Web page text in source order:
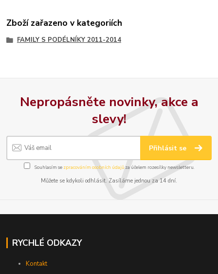
Zboží zařazeno v kategoriích
FAMILY S PODÉLNÍKY 2011-2014
Nepropásněte novinky, akce a
slevy!
Přihlásit se
Souhlasím se zpracováním osobních údajůza účelem rozesílky newsletteru.
Můžete se kdykoli odhlásit. Zasíláme jednou za 14 dní.
RYCHLÉ ODKAZY
Kontakt